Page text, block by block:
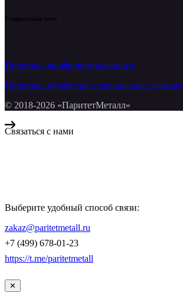
Социальные сети
Политика конфиденциальности
Политика обработки персональных данных
© 2018-2026 «ПаритетМеталл»
Связаться с нами
Выберите удобный способ связи:
zakaz@paritetmetall.ru
+7 (499) 678-01-23
https://t.me/paritetmetall
✕